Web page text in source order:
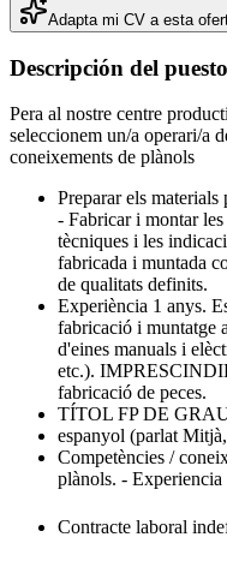
Adapta mi CV a esta
Descripción del puesto
Pera al nostre centre
seleccionem un/a operari/a
coneixements de plànols
Preparar els
- Fabricar i montar
tècniques i les
fabricada i muntada
de qualitats definits.
Experiència 1 anys.
fabricació i muntatge
d'eines manuals i
etc.).
fabricació de peces.
TÍTOL FP DE
espanyol (parlat
Competències /
plànols. - Experiencia
Contracte laboral